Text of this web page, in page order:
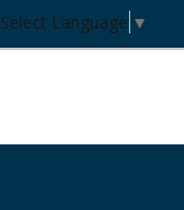
Select Language ▼